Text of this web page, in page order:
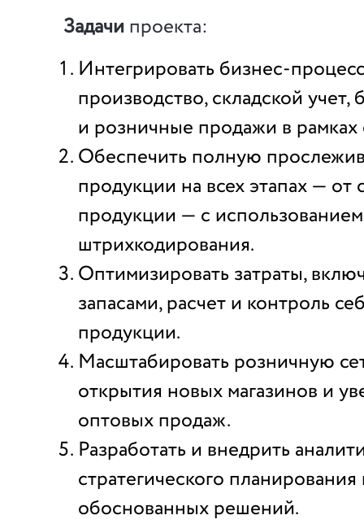
Задачи проекта:
Интегрировать бизнес-
производство, складской учет,
и розничные продажи в
Обеспечить полную
продукции на всех этапах — от
продукции — с
штрихкодирования.
Оптимизировать затраты,
запасами, расчет и контроль
продукции.
Масштабировать розничную
открытия новых магазинов и
оптовых продаж.
Разработать и внедрить
стратегического
обоснованных решений.